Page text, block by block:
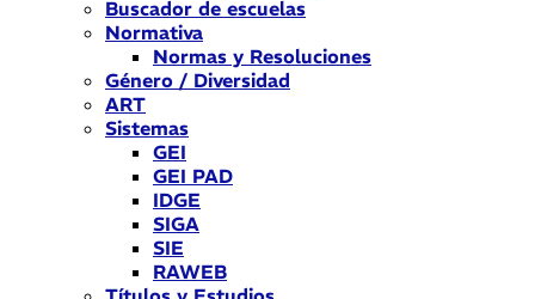
Buscador de escuelas
Normativa
Normas y Resoluciones
Género / Diversidad
ART
Sistemas
GEI
GEI PAD
IDGE
SIGA
SIE
RAWEB